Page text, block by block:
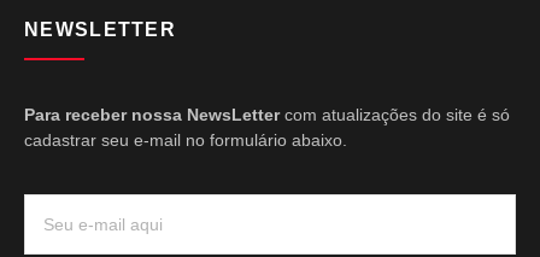
NEWSLETTER
Para receber nossa NewsLettercom atualizações do site é só
cadastrar seu e-mail no formulário abaixo.